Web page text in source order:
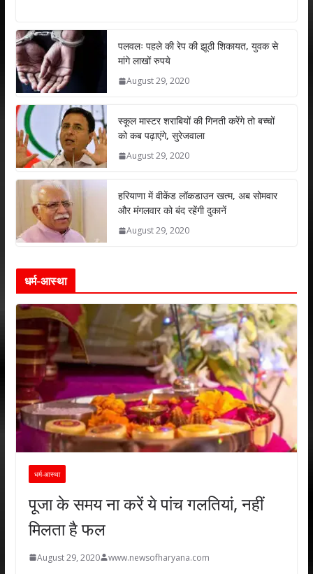
at
s
A
p
p
e
b
o
k
er e
dI
n
l e
पलवलः पहले की रेप की झूठी शिकायत, युवक से
मांगे लाखों रुपये
August 29, 2020
स्कूल मास्टर शराबियों की गिनती करेंगे तो बच्चों
को कब पढ़ाएंगे, सुरेजवाला
August 29, 2020
हरियाणा में वीकेंड लॉकडाउन खत्म, अब सोमवार
और मंगलवार को बंद रहेंगी दुकानें
August 29, 2020
धर्म-आस्था
धर्म-आस्था
पूजा के समय ना करें ये पांच गलतियां, नहीं
मिलता है फल
August 29, 2020 www.newsofharyana.com